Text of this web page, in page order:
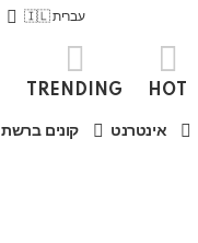
עברית 🇮🇱
HOT
TRENDING
אינטרנט קונים ברשת